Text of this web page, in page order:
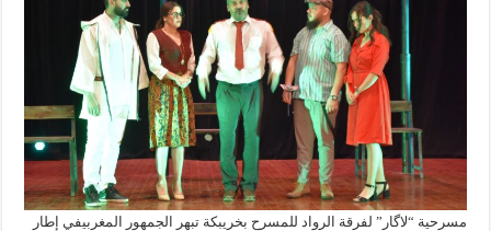
مسرحية “لاگار” لفرقة الرواد للمسرح بخريبكة تبهر الجمهور المغربيفي إطار